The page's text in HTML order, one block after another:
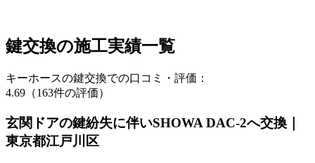
鍵交換の施工実績一覧
キーホースの鍵交換での口コミ・評価：
4.69（163件の評価）
玄関ドアの鍵紛失に伴いSHOWA DAC-2へ交換｜
東京都江戸川区